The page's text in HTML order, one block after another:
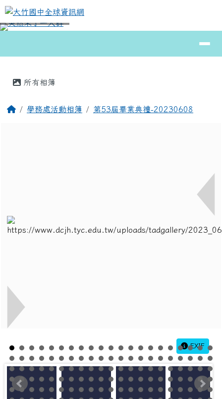
跳至主內容區
大竹國中全球資訊網
⏸
所有相簿
回首頁學務處活動相簿 第53屆畢業典禮-20230608
EXIF